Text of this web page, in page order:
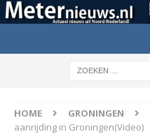
HOME GRONINGEN
aanrijding in Groningen(Video)